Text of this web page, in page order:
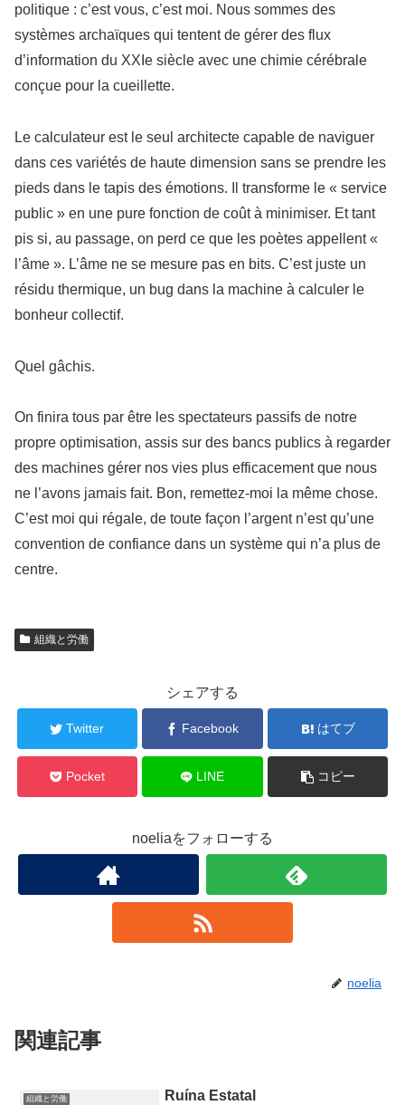
politique : c’est vous, c’est moi. Nous sommes des
systèmes archaïques qui tentent de gérer des flux
d’information du XXIe siècle avec une chimie cérébrale
conçue pour la cueillette.
Le calculateur est le seul architecte capable de naviguer
dans ces variétés de haute dimension sans se prendre les
pieds dans le tapis des émotions. Il transforme le « service
public » en une pure fonction de coût à minimiser. Et tant
pis si, au passage, on perd ce que les poètes appellent «
l’âme ». L’âme ne se mesure pas en bits. C’est juste un
résidu thermique, un bug dans la machine à calculer le
bonheur collectif.
Quel gâchis.
On finira tous par être les spectateurs passifs de notre
propre optimisation, assis sur des bancs publics à regarder
des machines gérer nos vies plus efficacement que nous
ne l’avons jamais fait. Bon, remettez-moi la même chose.
C’est moi qui régale, de toute façon l’argent n’est qu’une
convention de confiance dans un système qui n’a plus de
centre.
組織と労働
シェアする
Twitter Facebook はてブ
Pocket LINE コピー
noeliaをフォローする
noelia
関連記事
組織と労働 Ruína Estatal